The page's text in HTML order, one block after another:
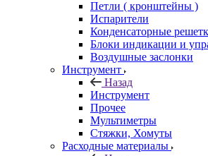
Петли ( кронштейны )
Испарители
Конденсаторные
Блоки индикации и
Воздушные заслонки
Инструмент
Назад
Инструмент
Прочее
Мультиметры
Стяжки, Хомуты
Расходные материалы